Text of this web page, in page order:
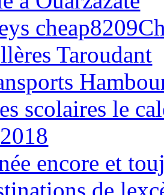
Taroudant
scolaires le
encore et
de